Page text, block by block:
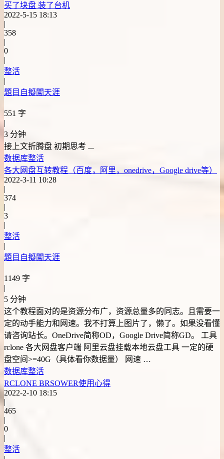
买了块盘 装了台机
2022-5-15 18:13
|
358
|
0
|
整活
|
題目自擬闖天涯
551 字
|
3 分钟
接上文折腾盘 初期思考 ...
数据库整活
各大网盘互转教程（百度，阿里，onedrive，Google drive等）
2022-3-11 10:28
|
374
|
3
|
整活
|
題目自擬闖天涯
1149 字
|
5 分钟
这个教程面对的是资源分布广，资源总量多的同志。且需要一
定的动手能力和网速。我不打算上图片了，懒了。如果没看懂
请咨询站长。OneDrive简称OD，Google Drive简称GD。 工具
rclone 各大网盘客户端 阿里云盘挂载本地云盘工具 一定的硬
盘空间>=40G（具体看你数据量） 网速 …
数据库整活
RCLONE BRSOWER使用心得
2022-2-10 18:15
|
465
|
0
|
整活